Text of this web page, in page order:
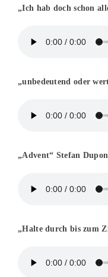
„Ich hab doch schon
„unbedeutend oder
„Advent“ Stefan
„Halte durch bis zum